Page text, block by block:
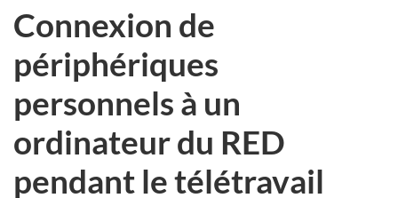
Connexion de
périphériques
personnels à un
ordinateur du RED
pendant le télétravail